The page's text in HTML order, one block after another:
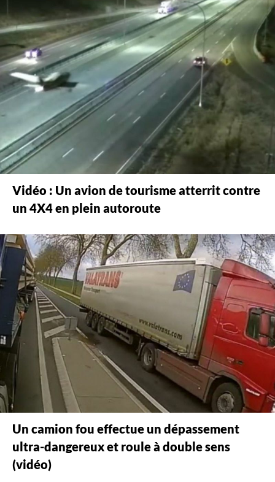
Vidéo : Un avion de tourisme atterrit contre
un 4X4 en plein autoroute
Un camion fou effectue un dépassement
ultra-dangereux et roule à double sens
(vidéo)